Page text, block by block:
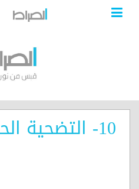
10- التضحية الحسينية